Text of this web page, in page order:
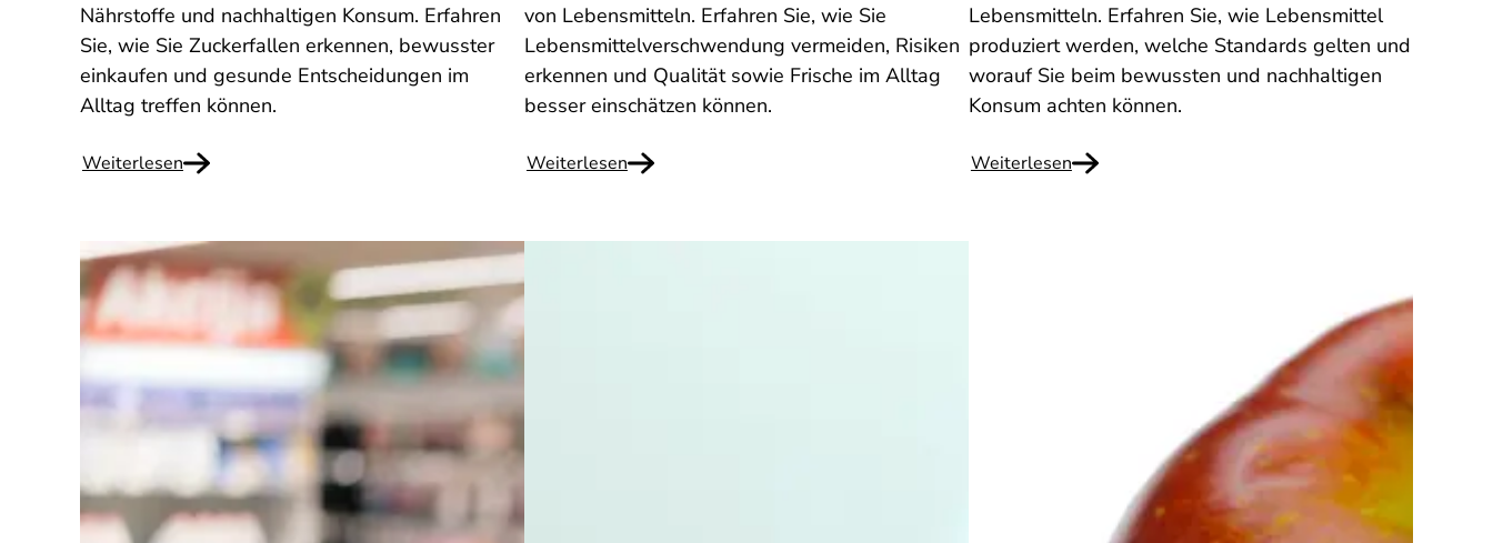
Nährstoffe und nachhaltigen Konsum. Erfahren
Sie, wie Sie Zuckerfallen erkennen, bewusster
einkaufen und gesunde Entscheidungen im
Alltag treffen können.
Weiterlesen
von Lebensmitteln. Erfahren Sie, wie Sie
Lebensmittelverschwendung vermeiden, Risiken
erkennen und Qualität sowie Frische im Alltag
besser einschätzen können.
Weiterlesen
Lebensmitteln. Erfahren Sie, wie Lebensmittel
produziert werden, welche Standards gelten und
worauf Sie beim bewussten und nachhaltigen
Konsum achten können.
Weiterlesen